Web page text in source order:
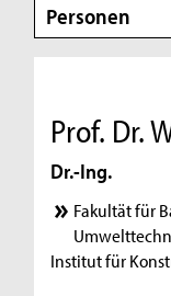
Personen
Prof. Dr.
Dr.-Ing.
Fakultät für
Institut für